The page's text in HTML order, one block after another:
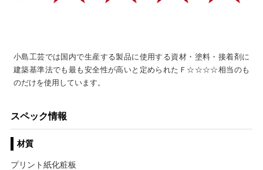
小島工芸では国内で生産する製品に使用する資材・塗料・接着剤に
建築基準法でも最も安全性が高いと定められたＦ☆☆☆☆相当のも
のだけを使用しています。
スペック情報
材質
プリント紙化粧板